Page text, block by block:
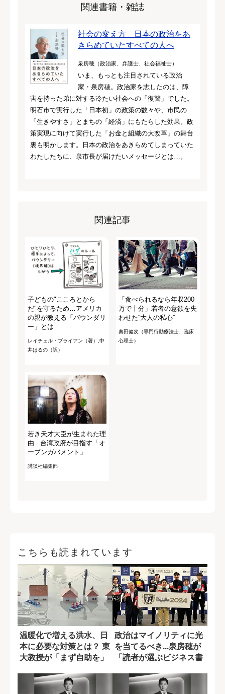
関連書籍・雑誌
社会の変え方 日本の政治をあ
きらめていたすべての人へ
泉房穂（政治家、弁護士、社会福祉士）
いま、もっとも注目されている政治
家・泉房穂。政治家を志したのは、障
害を持った弟に対する冷たい社会への「復讐」でした。
明石市で実行した「日本初」の政策の数々や、市民の
「生きやすさ」とまちの「経済」にもたらした効果。政
策実現に向けて実行した「お金と組織の大改革」の舞台
裏も明かします。日本の政治をあきらめてしまっていた
わたしたちに、泉市長が届けたいメッセージとは…。
関連記事
子どもの"こころとから
だ"を守るため…アメリカ
の親が教える「バウンダリ
ー」とは
レイチェル・ブライアン（著）,中
井はるの（訳）
「食べられるなら年収200
万で十分」若者の意欲を失
わせた“大人の私心”
奥田健次（専門行動療法士、臨床
心理士）
若き天才大臣が生まれた理
由...台湾政府が目指す「オ
ープンガバメント」
講談社編集部
こちらも読まれています
温暖化で増える洪水、日
本に必要な対策とは？ 東
大教授が「まず自助を」
政治はマイノリティに光
を当てるべき...泉房穂が
「読者が選ぶビジネス書